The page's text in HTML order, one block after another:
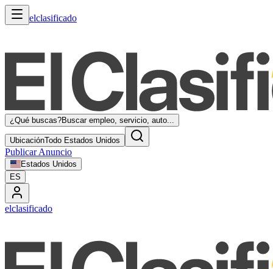
elclasificado
¿Qué buscas?Buscar empleo, servicio, auto...
UbicaciónTodo Estados Unidos
Publicar Anuncio
Estados Unidos
ES
elclasificado